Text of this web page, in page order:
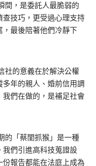
間，是委託人最脆弱的
技巧，更受過心理支持
最後陪著他們冷靜下
社的意義在於解決公權
年的親人、婚前信用調
們在做的，是補足社會
的「蔡閨抓猴」是一種
們引進高科技蒐證設
報告都能在法庭上成為